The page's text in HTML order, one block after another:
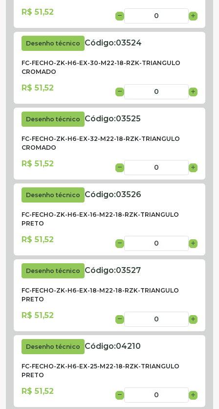
R$ 51,52
Desenho técnico Código:03524
FC-FECHO-ZK-H6-EX-30-M22-18-RZK-TRIANGULO
CROMADO
R$ 51,52
Desenho técnico Código:03525
FC-FECHO-ZK-H6-EX-32-M22-18-RZK-TRIANGULO
CROMADO
R$ 51,52
Desenho técnico Código:03526
FC-FECHO-ZK-H6-EX-16-M22-18-RZK-TRIANGULO
PRETO
R$ 51,52
Desenho técnico Código:03527
FC-FECHO-ZK-H6-EX-18-M22-18-RZK-TRIANGULO
PRETO
R$ 51,52
Desenho técnico Código:04210
FC-FECHO-ZK-H6-EX-25-M22-18-RZK-TRIANGULO
PRETO
R$ 51,52